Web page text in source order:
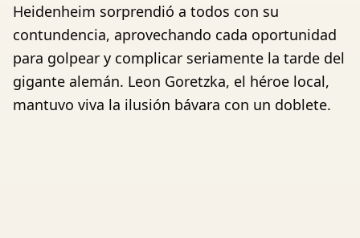
Heidenheim sorprendió a todos con su
contundencia, aprovechando cada oportunidad
para golpear y complicar seriamente la tarde del
gigante alemán. Leon Goretzka, el héroe local,
mantuvo viva la ilusión bávara con un doblete.